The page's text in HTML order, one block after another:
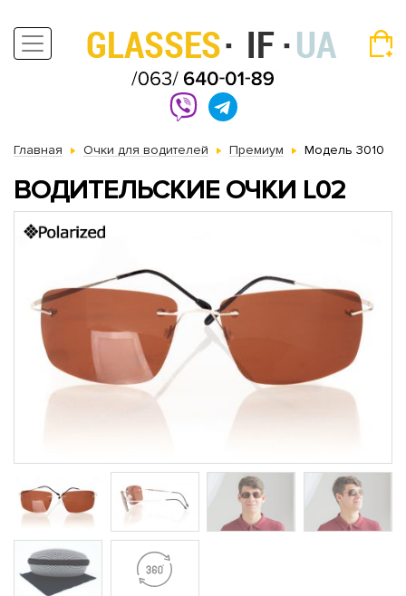
Главная Очки для водителей Премиум Модель 3010
ВОДИТЕЛЬСКИЕ ОЧКИ L02